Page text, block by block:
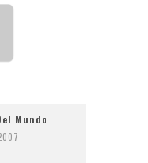
Mundo